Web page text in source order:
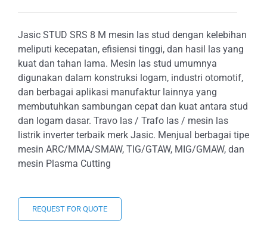
Jasic STUD SRS 8 M mesin las stud dengan kelebihan
meliputi kecepatan, efisiensi tinggi, dan hasil las yang
kuat dan tahan lama. Mesin las stud umumnya
digunakan dalam konstruksi logam, industri otomotif,
dan berbagai aplikasi manufaktur lainnya yang
membutuhkan sambungan cepat dan kuat antara stud
dan logam dasar. Travo las / Trafo las / mesin las
listrik inverter terbaik merk Jasic. Menjual berbagai tipe
mesin ARC/MMA/SMAW, TIG/GTAW, MIG/GMAW, dan
mesin Plasma Cutting
REQUEST FOR QUOTE